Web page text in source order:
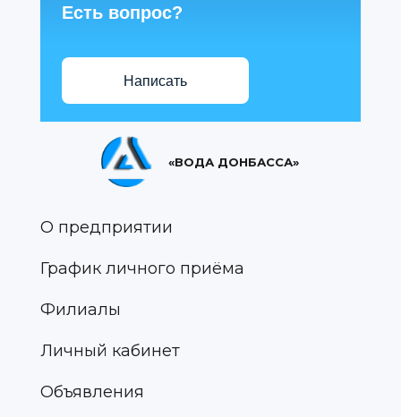
Есть вопрос?
Написать
«ВОДА ДОНБАССА»
О предприятии
График личного приёма
Филиалы
Личный кабинет
Объявления